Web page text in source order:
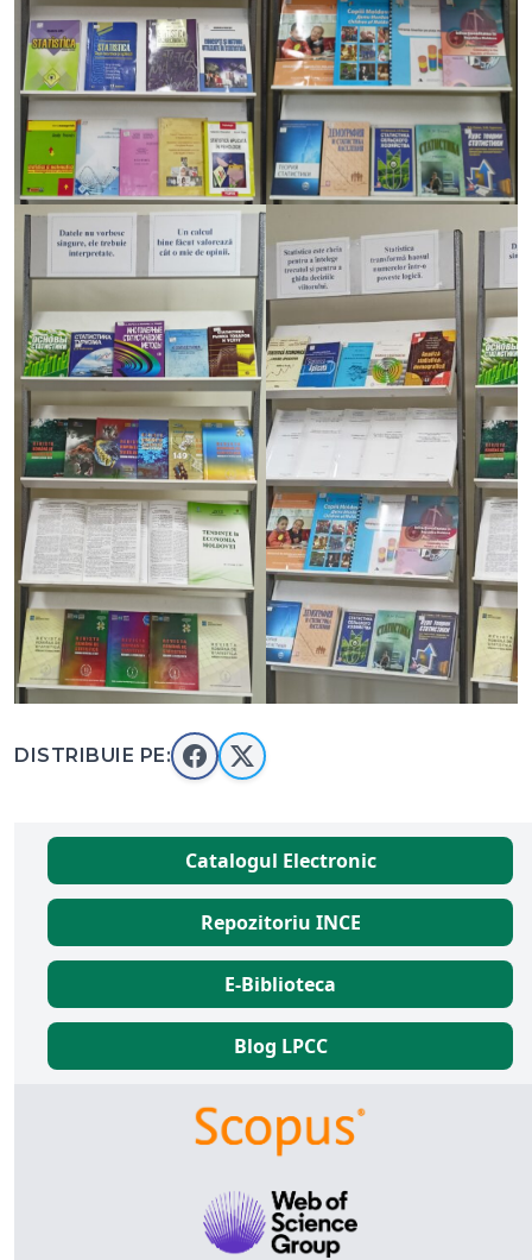
DISTRIBUIE PE:
Catalogul Electronic
Repozitoriu INCE
E-Biblioteca
Blog LPCC